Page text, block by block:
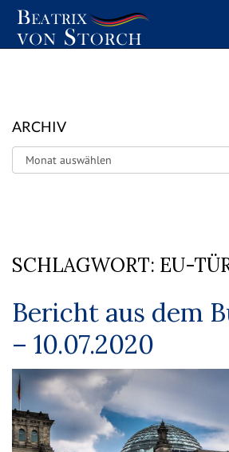
ARCHIV
Archiv
SCHLAGWORT: EU-
Bericht aus dem
– 10.07.2020